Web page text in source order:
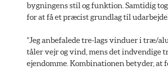
bygningens stil og funktion. Samtidig
for at få et præcist grundlag til
”Jeg anbefalede tre-lags vinduer i træ/
tåler vejr og vind, mens det indvendige
ejendomme. Kombinationen betyder, at